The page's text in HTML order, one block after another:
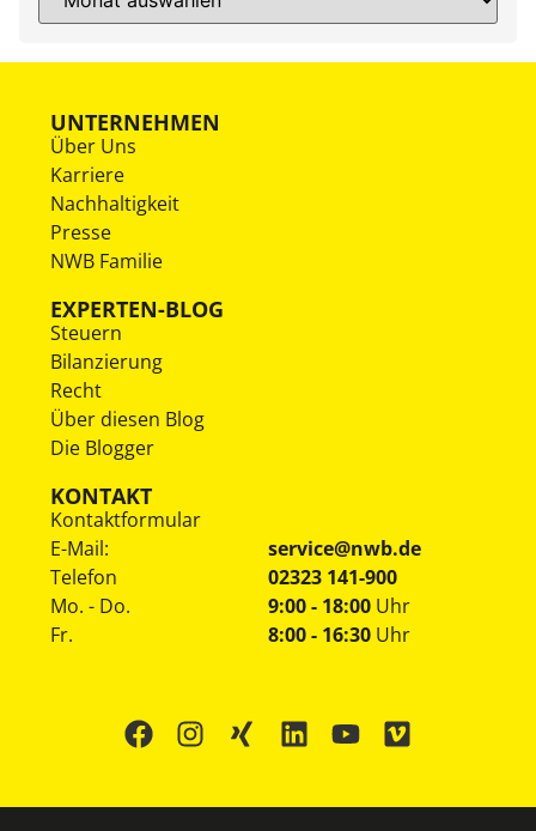
UNTERNEHMEN
Über Uns
Karriere
Nachhaltigkeit
Presse
NWB Familie
EXPERTEN-BLOG
Steuern
Bilanzierung
Recht
Über diesen Blog
Die Blogger
KONTAKT
Kontaktformular
E-Mail:
service@nwb.de
Telefon
02323 141-900
Mo. - Do.
Fr.
9:00 - 18:00 Uhr
8:00 - 16:30 Uhr